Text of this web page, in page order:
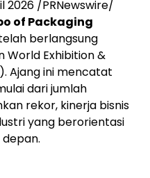
2026 /PRNewswire/
of Packaging
berlangsung
World Exhibition &
Ajang ini mencatat
dari jumlah
rekor, kinerja bisnis
yang berorientasi